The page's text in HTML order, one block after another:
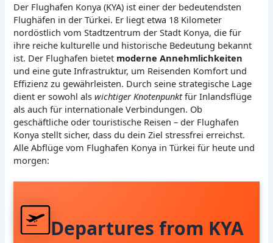
Der Flughafen Konya (KYA) ist einer der bedeutendsten
Flughäfen in der Türkei. Er liegt etwa 18 Kilometer
nordöstlich vom Stadtzentrum der Stadt Konya, die für
ihre reiche kulturelle und historische Bedeutung bekannt
ist. Der Flughafen bietet moderne Annehmlichkeiten
und eine gute Infrastruktur, um Reisenden Komfort und
Effizienz zu gewährleisten. Durch seine strategische Lage
dient er sowohl alswichtiger Knotenpunktfür Inlandsflüge
als auch für internationale Verbindungen. Ob
geschäftliche oder touristische Reisen – der Flughafen
Konya stellt sicher, dass du dein Ziel stressfrei erreichst.
Alle Abflüge vom Flughafen Konya in Türkei für heute und
morgen:
Departures from KYA